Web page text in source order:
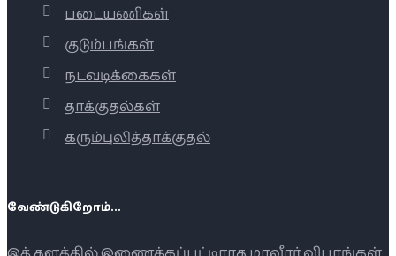
படையணிகள்
குடும்பங்கள்
நடவடிக்கைகள்
தாக்குதல்கள்
கரும்புலித்தாக்குதல்
வேண்டுகிறோம்...